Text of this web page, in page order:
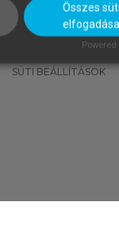
MI – ÁLTALÁNOS
SÜTI BEÁLLÍTÁSOK
Összes süti
elfogadása